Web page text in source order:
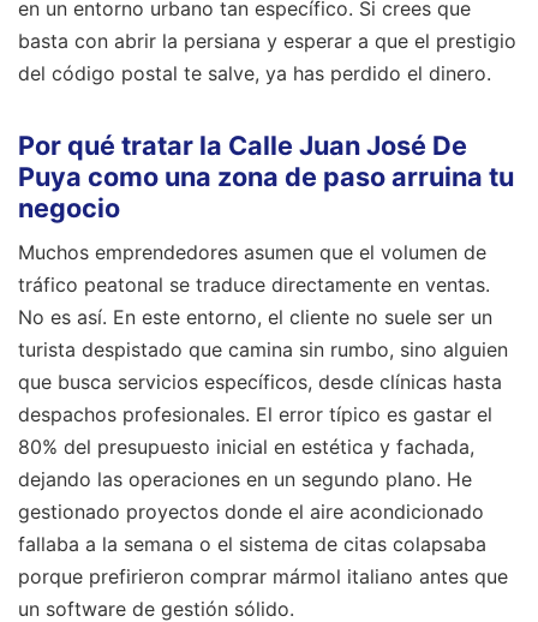
en un entorno urbano tan específico. Si crees que
basta con abrir la persiana y esperar a que el prestigio
del código postal te salve, ya has perdido el dinero.
Por qué tratar la Calle Juan José De
Puya como una zona de paso arruina tu
negocio
Muchos emprendedores asumen que el volumen de
tráfico peatonal se traduce directamente en ventas.
No es así. En este entorno, el cliente no suele ser un
turista despistado que camina sin rumbo, sino alguien
que busca servicios específicos, desde clínicas hasta
despachos profesionales. El error típico es gastar el
80% del presupuesto inicial en estética y fachada,
dejando las operaciones en un segundo plano. He
gestionado proyectos donde el aire acondicionado
fallaba a la semana o el sistema de citas colapsaba
porque prefirieron comprar mármol italiano antes que
un software de gestión sólido.